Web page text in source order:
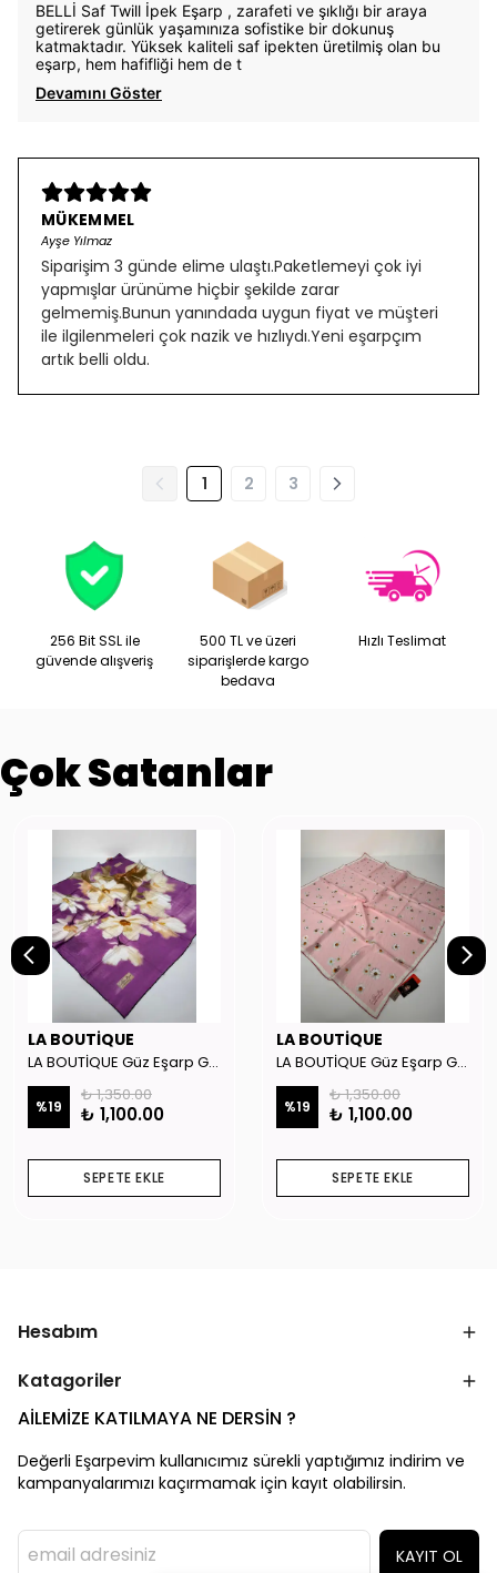
BELLİ Saf Twill İpek Eşarp , zarafeti ve şıklığı bir araya
getirerek günlük yaşamınıza sofistike bir dokunuş
katmaktadır. Yüksek kaliteli saf ipekten üretilmiş olan bu
eşarp, hem hafifliği hem de t
Devamını Göster
MÜKEMMEL
Ayşe Yılmaz
Siparişim 3 günde elime ulaştı.Paketlemeyi çok iyi
yapmışlar ürünüme hiçbir şekilde zarar
gelmemiş.Bunun yanındada uygun fiyat ve müşteri
ile ilgilenmeleri çok nazik ve hızlıydı.Yeni eşarpçım
artık belli oldu.
1 2 3
256 Bit SSL ile
güvende alışveriş
500 TL ve üzeri
siparişlerde kargo
bedava
Hızlı Teslimat
Çok Satanlar
LA BOUTİQUE
LA BOUTİQUE Güz Eşarp GYSE262908
%19
₺ 1,350.00
₺ 1,100.00
SEPETE EKLE
LA BOUTİQUE
LA BOUTİQUE Güz Eşarp GYSE130804
%19
₺ 1,350.00
₺ 1,100.00
SEPETE EKLE
Hesabım
Katagoriler
AİLEMİZE KATILMAYA NE DERSİN ?
Değerli Eşarpevim kullanıcımız sürekli yaptığımız indirim ve
kampanyalarımızı kaçırmamak için kayıt olabilirsin.
KAYIT OL